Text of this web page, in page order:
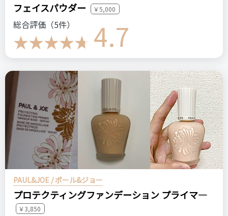
フェイスパウダー ￥5,000
総合評価（5件） 4.7
PAUL&JOE / ポール&ジョー
プロテクティングファンデーション プライマ―
￥3,850